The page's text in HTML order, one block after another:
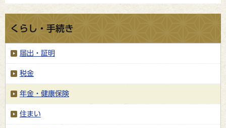
くらし・手続き
届出・証明
税金
年金・健康保険
住まい